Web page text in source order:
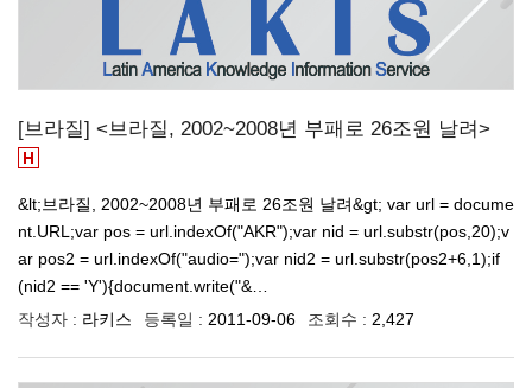
[브라질] <브라질, 2002~2008년 부패로 26조원 날려>
&lt;브라질, 2002~2008년 부패로 26조원 날려&gt; var url = docume
nt.URL;var pos = url.indexOf("AKR");var nid = url.substr(pos,20);v
ar pos2 = url.indexOf("audio=");var nid2 = url.substr(pos2+6,1);if
(nid2 == 'Y'){document.write("&…
작성자 : 라키스 등록일 : 2011-09-06 조회수 : 2,427